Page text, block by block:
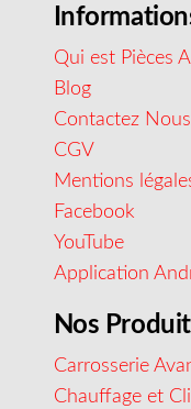
Qui est Pièces
Blog
Contactez Nous
CGV
Mentions
Facebook
YouTube
Application
Nos
Carrosserie
Chauffage et